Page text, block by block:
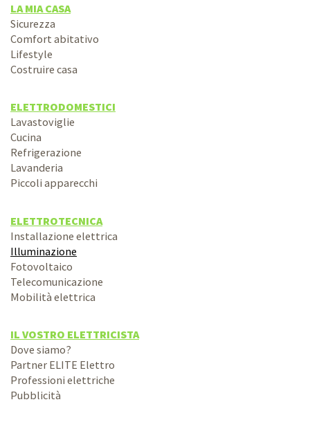
LA MIA CASA
Sicurezza
Comfort abitativo
Lifestyle
Costruire casa
ELETTRODOMESTICI
Lavastoviglie
Cucina
Refrigerazione
Lavanderia
Piccoli apparecchi
ELETTROTECNICA
Installazione elettrica
Illuminazione
Fotovoltaico
Telecomunicazione
Mobilità elettrica
IL VOSTRO ELETTRICISTA
Dove siamo?
Partner ELITE Elettro
Professioni elettriche
Pubblicità